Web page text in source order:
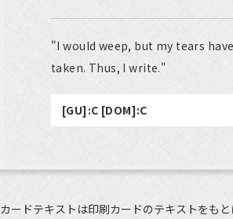
"I would weep, but my tears
taken. Thus, I write."
[GU]:C [DOM]:C
カードテキストは印刷カードのテキストをもと